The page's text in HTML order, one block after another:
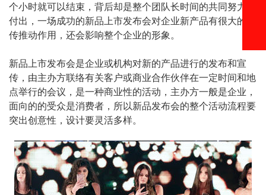
个小时就可以结束，背后却是整个团队长时间的共同努力和
付出，一场成功的新品上市发布会对企业新产品有很大的宣
传推动作用，还会影响整个企业的形象。
新品上市发布会是企业或机构对新的产品进行的发布和宣
传，由主办方联络有关客户或商业合作伙伴在一定时间和地
点举行的会议，是一种商业性的活动，主办方一般是企业，
面向的的受众是消费者，所以新品发布会的整个活动流程要
突出创意性，设计要灵活多样。